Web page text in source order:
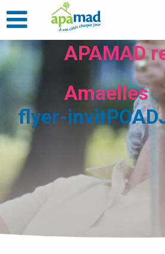
APAMAD
Amaelles
flyer-